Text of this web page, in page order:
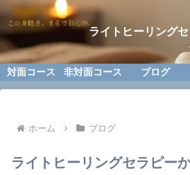
ライトヒーリング
対面コース 非対面コース ブログ
ホーム ブログ
ライトヒーリングセラピー